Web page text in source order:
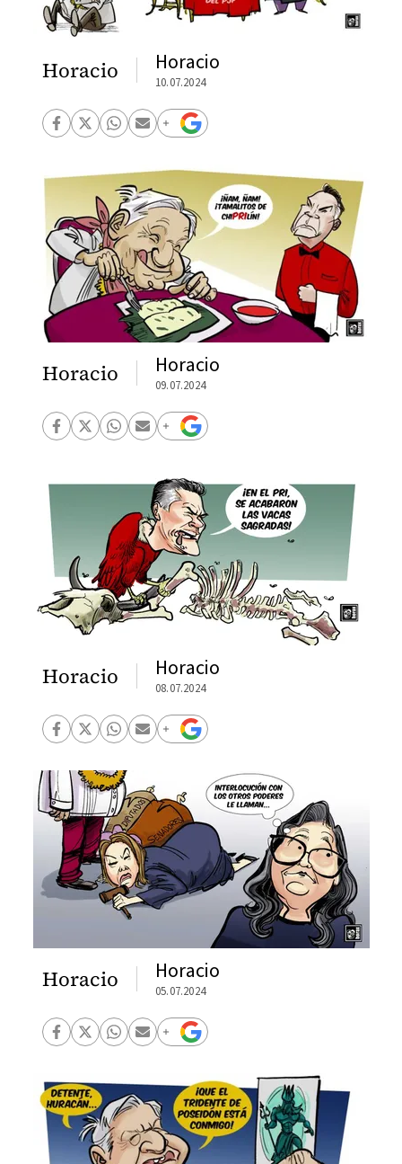
Horacio Horacio
10.07.2024
Horacio Horacio
09.07.2024
Horacio Horacio
08.07.2024
Horacio Horacio
05.07.2024